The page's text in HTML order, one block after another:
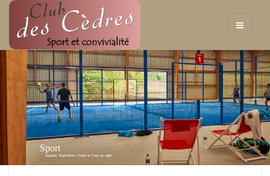
Sport
Squash, Badminton, Padel et Foot en salle